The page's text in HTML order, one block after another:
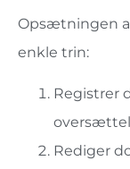
Opsætningen
enkle trin:
Registrer
Rediger